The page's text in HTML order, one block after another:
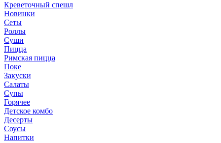
Креветочный спешл
Новинки
Сеты
Роллы
Суши
Пицца
Римская пицца
Поке
Закуски
Салаты
Супы
Горячее
Детское комбо
Десерты
Соусы
Напитки